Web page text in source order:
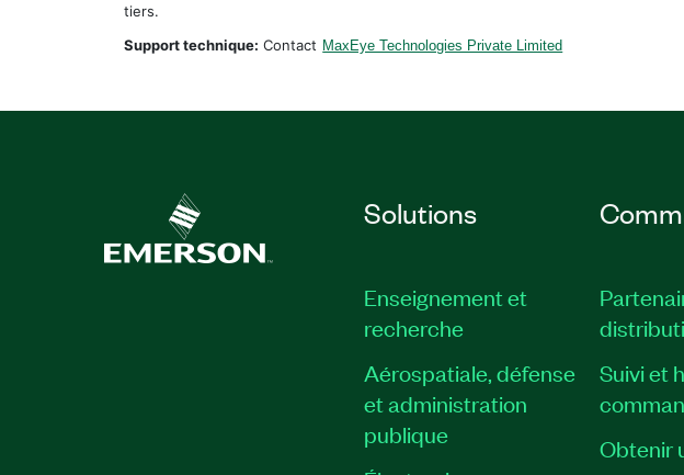
tiers.
Support technique: Contact MaxEye Technologies Private Limited
Solutions
Enseignement et
recherche
Aérospatiale, défense
et administration
publique
Suivi et
Obtenir